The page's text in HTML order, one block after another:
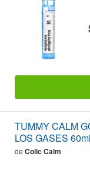
TUMMY CALM
LOS GASES 60ml
de Colic Calm